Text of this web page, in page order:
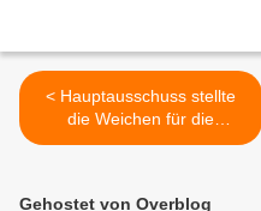
< Hauptausschuss stellte
die Weichen für die
Badesaison 2021 im
Gehostet von Overblog